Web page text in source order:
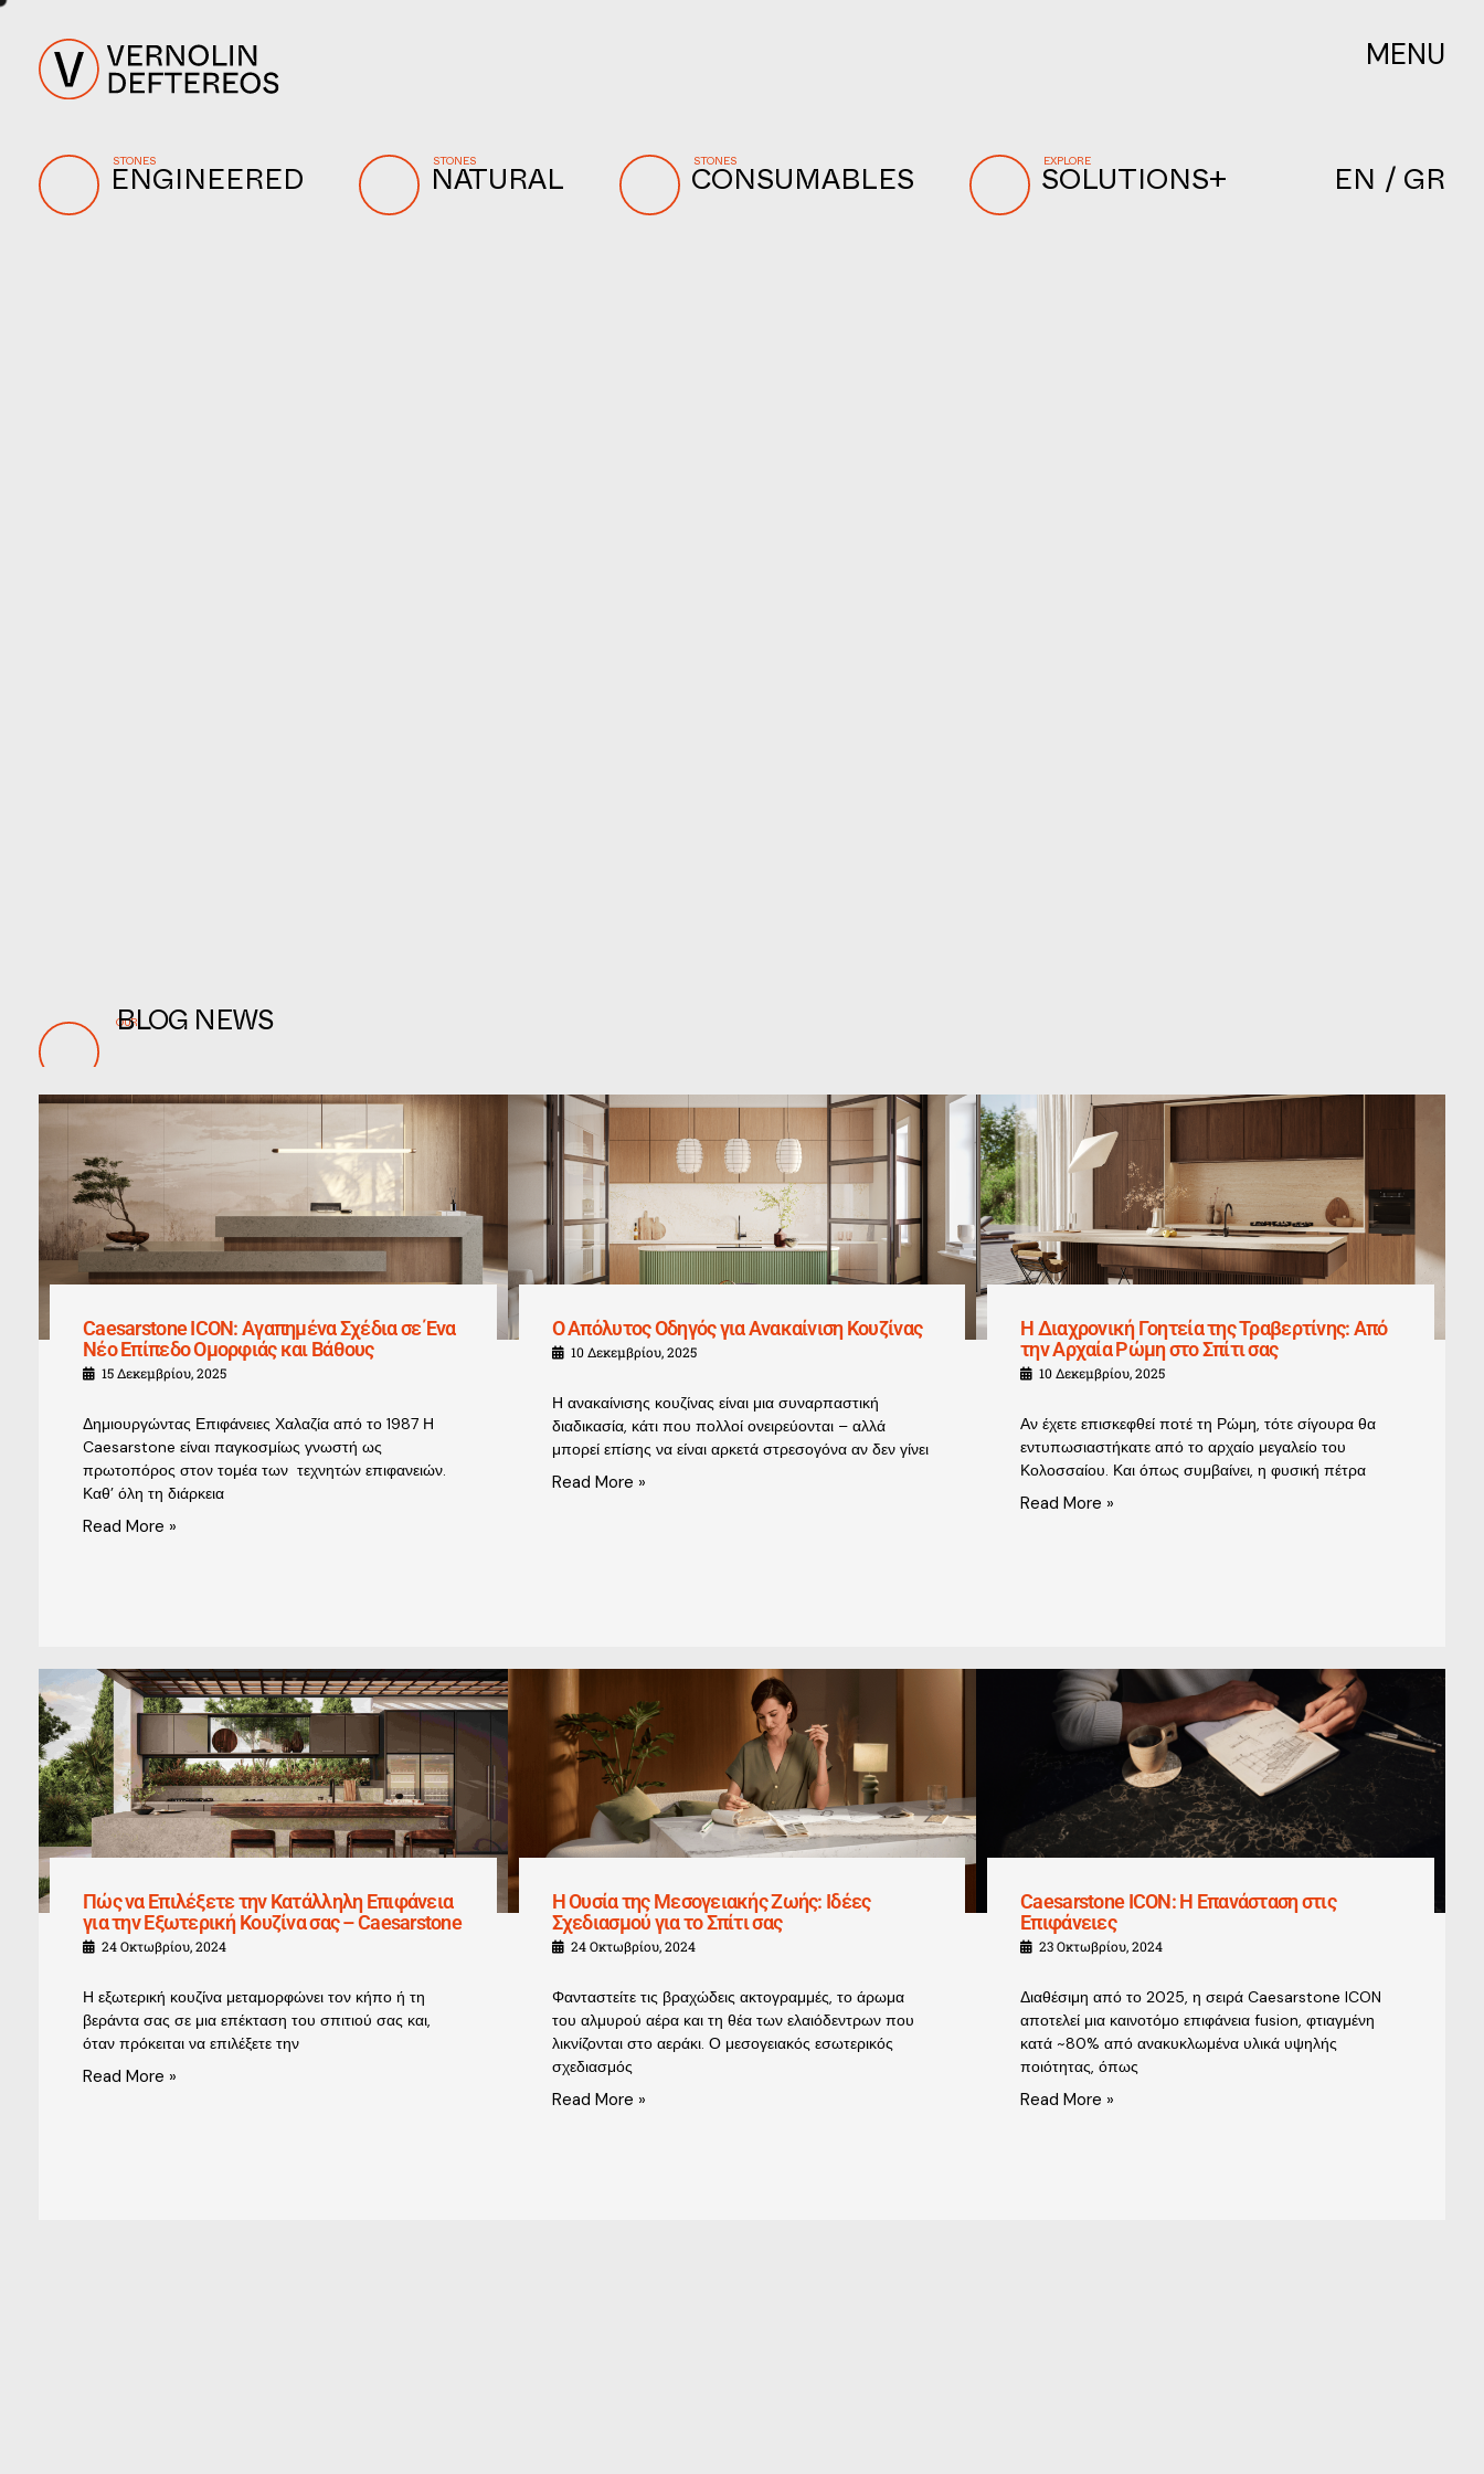
MENU
ENGINEERED
STONES
NATURAL
STONES
CONSUMABLES
STONES
SOLUTIONS+
EXPLORE
EN / GR
OUR
BLOG NEWS
Caesarstone ICON: Αγαπημένα Σχέδια σε Ένα
Νέο Επίπεδο Ομορφιάς και Βάθους
15 Δεκεμβρίου, 2025
Δημιουργώντας Επιφάνειες Χαλαζία από το 1987 Η
Caesarstone είναι παγκοσμίως γνωστή ως
πρωτοπόρος στον τομέα των τεχνητών επιφανειών.
Καθ’ όλη τη διάρκεια
Read More »
Ο Απόλυτος Οδηγός για Ανακαίνιση Κουζίνας
10 Δεκεμβρίου, 2025
Η ανακαίνισης κουζίνας είναι μια συναρπαστική
διαδικασία, κάτι που πολλοί ονειρεύονται – αλλά
μπορεί επίσης να είναι αρκετά στρεσογόνα αν δεν γίνει
Read More »
Η Διαχρονική Γοητεία της Τραβερτίνης: Από
την Αρχαία Ρώμη στο Σπίτι σας
10 Δεκεμβρίου, 2025
Αν έχετε επισκεφθεί ποτέ τη Ρώμη, τότε σίγουρα θα
εντυπωσιαστήκατε από το αρχαίο μεγαλείο του
Κολοσσαίου. Και όπως συμβαίνει, η φυσική πέτρα
Read More »
Πώς να Επιλέξετε την Κατάλληλη Επιφάνεια
για την Εξωτερική Κουζίνα σας – Caesarstone
24 Οκτωβρίου, 2024
Η εξωτερική κουζίνα μεταμορφώνει τον κήπο ή τη
βεράντα σας σε μια επέκταση του σπιτιού σας και,
όταν πρόκειται να επιλέξετε την
Read More »
Η Ουσία της Μεσογειακής Ζωής: Ιδέες
Σχεδιασμού για το Σπίτι σας
24 Οκτωβρίου, 2024
Φανταστείτε τις βραχώδεις ακτογραμμές, το άρωμα
του αλμυρού αέρα και τη θέα των ελαιόδεντρων που
λικνίζονται στο αεράκι. Ο μεσογειακός εσωτερικός
σχεδιασμός
Read More »
Caesarstone ICON: Η Επανάσταση στις
Επιφάνειες
23 Οκτωβρίου, 2024
Διαθέσιμη από το 2025, η σειρά Caesarstone ICON
αποτελεί μια καινοτόμο επιφάνεια fusion, φτιαγμένη
κατά ~80% από ανακυκλωμένα υλικά υψηλής
ποιότητας, όπως
Read More »